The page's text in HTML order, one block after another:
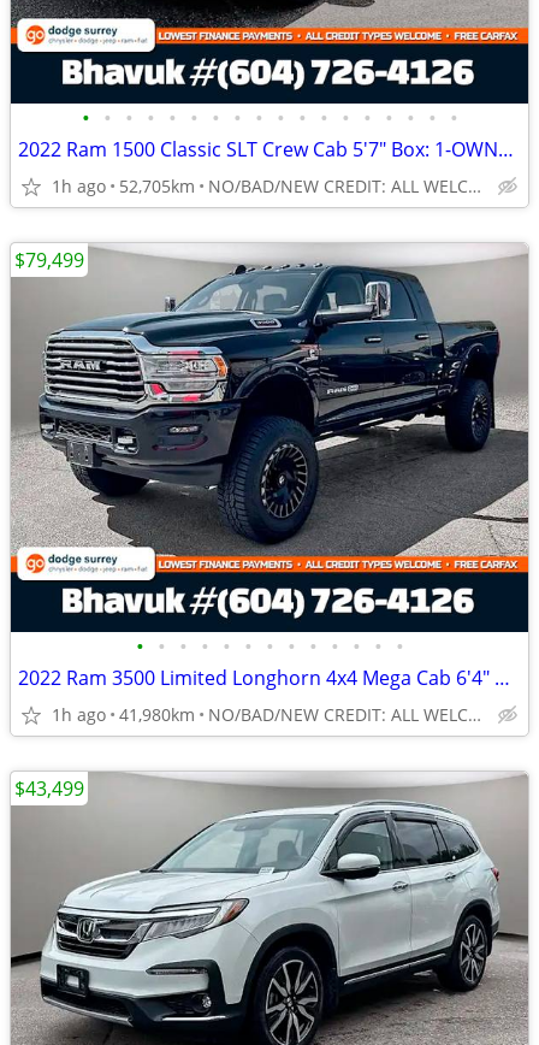
• • • • • • • • • • • • • • • • • •
2022 Ram 1500 Classic SLT Crew Cab 5'7" Box: 1-OWNER, NO ACCIDENTS
1h ago 52,705km NO/BAD/NEW CREDIT: ALL WELCOME!
• • • • • • • • • • • • •
2022 Ram 3500 Limited Longhorn 4x4 Mega Cab 6'4" Box: NO ACCIDENTS!!
1h ago 41,980km NO/BAD/NEW CREDIT: ALL WELCOME!
$79,499
$43,499